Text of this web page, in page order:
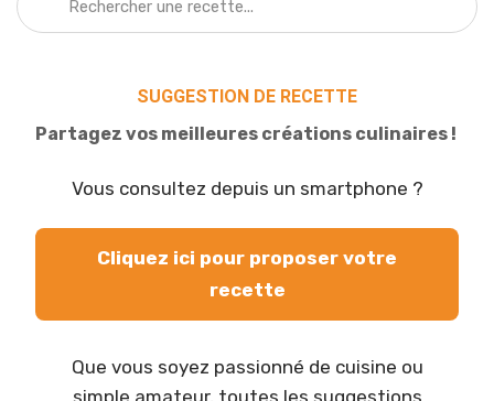
SUGGESTION DE RECETTE
Partagez vos meilleures créations culinaires !
Vous consultez depuis un smartphone ?
Cliquez ici pour proposer votre
recette
Que vous soyez passionné de cuisine ou